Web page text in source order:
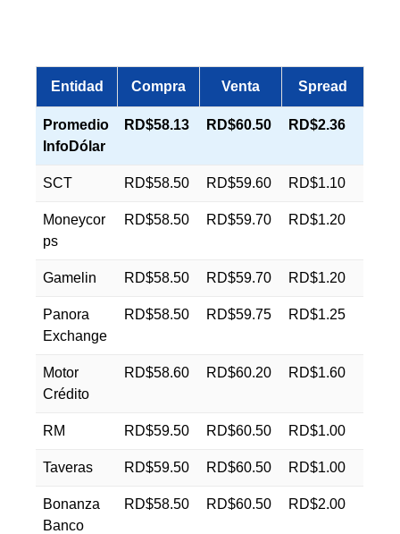
Entidad Compra Venta Spread
Promedio
InfoDólar
RD$58.13 RD$60.50 RD$2.36
SCT RD$58.50 RD$59.60 RD$1.10
Moneycor
ps
RD$58.50 RD$59.70 RD$1.20
Gamelin RD$58.50 RD$59.70 RD$1.20
Panora
Exchange
RD$58.50 RD$59.75 RD$1.25
Motor
Crédito
RD$58.60 RD$60.20 RD$1.60
RM RD$59.50 RD$60.50 RD$1.00
Taveras RD$59.50 RD$60.50 RD$1.00
Bonanza
Banco
RD$58.50 RD$60.50 RD$2.00